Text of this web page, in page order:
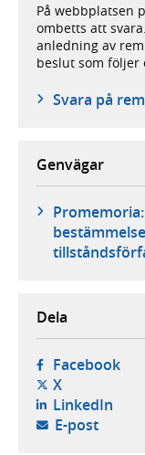
På webbplatsen
ombetts att
anledning av
beslut som följer
Svara på
Genvägar
Dela
Facebook-
X- öppnas i
LinkedIn-
E-post-